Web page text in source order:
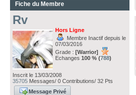
Fiche du Membre
Rv
Hors Ligne
Membre Inactif depuis le
07/03/2016
Grade : [Warrior]
Echanges 100 % (788)
Inscrit le 13/03/2008
35705 Messages/ 0 Contributions/ 32 Pts
Message Privé